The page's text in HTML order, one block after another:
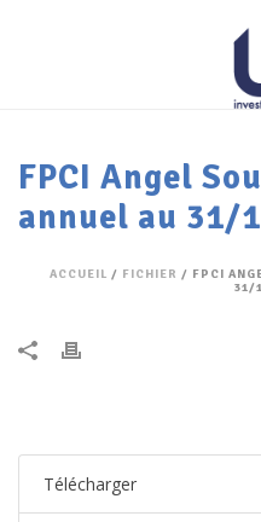
FPCI Angel
annuel au 31/
ACCUEIL / FICHIER / FPCI
31/
Télécharger